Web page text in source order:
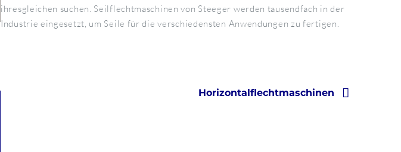
ihresgleichen suchen. Seilflechtmaschinen von Steeger werden tausendfach in der
Industrie eingesetzt, um Seile für die verschiedensten Anwendungen zu fertigen.
Horizontalflechtmaschinen